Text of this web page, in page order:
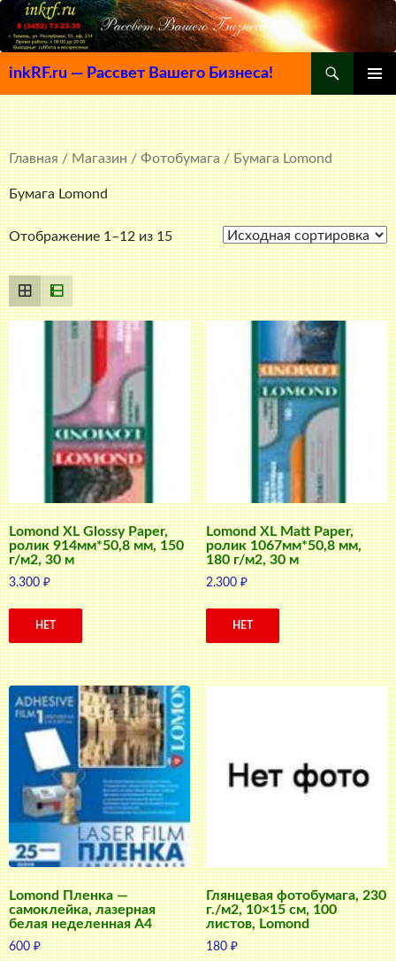
inkRF.ru — Рассвет Вашего Бизнеса!
МЕНЮ
К
СОДЕРЖИМОМУ
Главная/Магазин/Фотобумага/ Бумага Lomond
Бумага Lomond
Отображение 1–12 из 15
Lomond XL Glossy Paper,
ролик 914мм*50,8 мм, 150
г/м2, 30 м
3.300₽
НЕТ
Lomond XL Matt Paper,
ролик 1067мм*50,8 мм,
180 г/м2, 30 м
2.300₽
НЕТ
Lomond Пленка —
самоклейка, лазерная
белая неделенная A4
600₽
Глянцевая фотобумага, 230
г./м2, 10×15 см, 100
листов, Lomond
180₽